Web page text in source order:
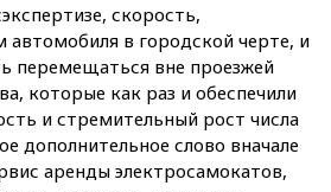
скорость,
автомобиля в городской черте, и
перемещаться вне проезжей
которые как раз и обеспечили
и стремительный рост числа
дополнительное слово вначале
аренды электросамокатов,